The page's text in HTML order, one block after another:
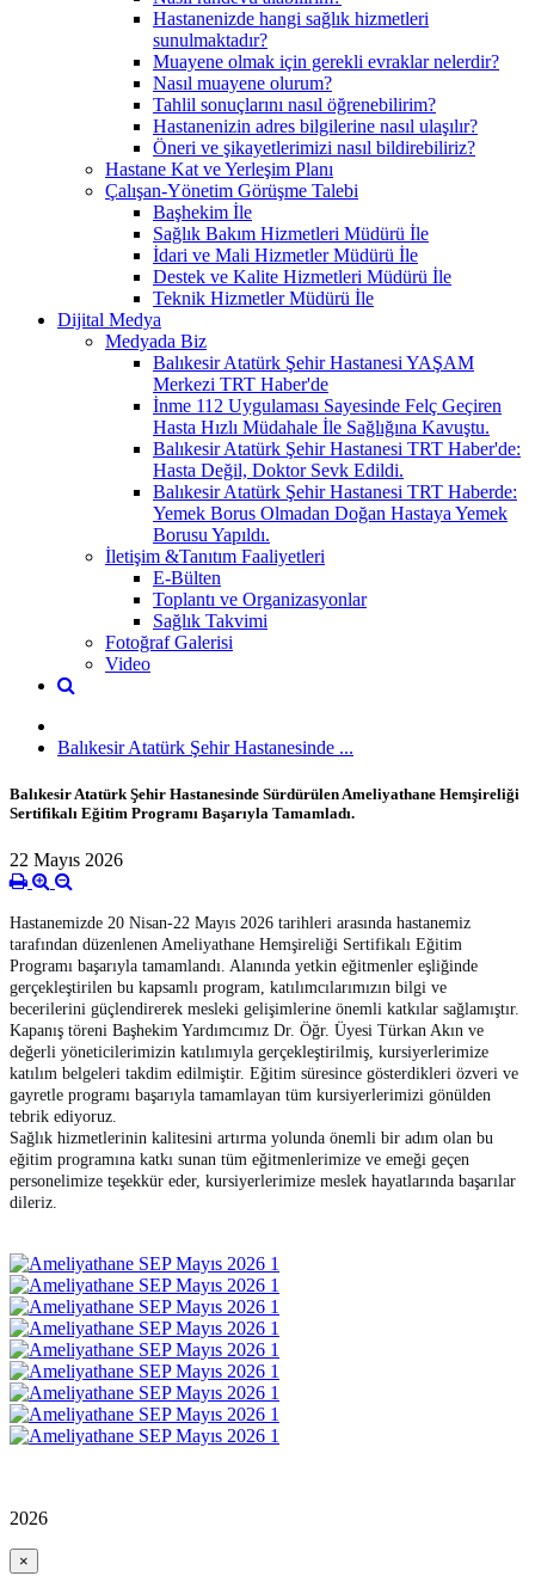
Hastanenizde hangi sağlık hizmetleri
sunulmaktadır?
Muayene olmak için gerekli evraklar nelerdir?
Nasıl muayene olurum?
Tahlil sonuçlarını nasıl öğrenebilirim?
Hastanenizin adres bilgilerine nasıl ulaşılır?
Öneri ve şikayetlerimizi nasıl bildirebiliriz?
Hastane Kat ve Yerleşim Planı
Çalışan-Yönetim Görüşme Talebi
Başhekim İle
Sağlık Bakım Hizmetleri Müdürü İle
İdari ve Mali Hizmetler Müdürü İle
Destek ve Kalite Hizmetleri Müdürü İle
Teknik Hizmetler Müdürü İle
Dijital Medya
Medyada Biz
Balıkesir Atatürk Şehir Hastanesi YAŞAM
Merkezi TRT Haber'de
İnme 112 Uygulaması Sayesinde Felç Geçiren
Hasta Hızlı Müdahale İle Sağlığına Kavuştu.
Balıkesir Atatürk Şehir Hastanesi TRT Haber'de:
Hasta Değil, Doktor Sevk Edildi.
Balıkesir Atatürk Şehir Hastanesi TRT Haberde:
Yemek Borus Olmadan Doğan Hastaya Yemek
Borusu Yapıldı.
İletişim &Tanıtım Faaliyetleri
E-Bülten
Toplantı ve Organizasyonlar
Sağlık Takvimi
Fotoğraf Galerisi
Video
Balıkesir Atatürk Şehir Hastanesinde ...
Balıkesir Atatürk Şehir Hastanesinde Sürdürülen Ameliyathane Hemşireliği
Sertifikalı Eğitim Programı Başarıyla Tamamladı.
22 Mayıs 2026
Hastanemizde 20 Nisan-22 Mayıs 2026 tarihleri arasında hastanemiz
tarafından düzenlenen Ameliyathane Hemşireliği Sertifikalı Eğitim
Programı başarıyla tamamlandı. Alanında yetkin eğitmenler eşliğinde
gerçekleştirilen bu kapsamlı program, katılımcılarımızın bilgi ve
becerilerini güçlendirerek mesleki gelişimlerine önemli katkılar sağlamıştır.
Kapanış töreni Başhekim Yardımcımız Dr. Öğr. Üyesi Türkan Akın ve
değerli yöneticilerimizin katılımıyla gerçekleştirilmiş, kursiyerlerimize
katılım belgeleri takdim edilmiştir. Eğitim süresince gösterdikleri özveri ve
gayretle programı başarıyla tamamlayan tüm kursiyerlerimizi gönülden
tebrik ediyoruz.
Sağlık hizmetlerinin kalitesini artırma yolunda önemli bir adım olan bu
eğitim programına katkı sunan tüm eğitmenlerimize ve emeği geçen
personelimize teşekkür eder, kursiyerlerimize meslek hayatlarında başarılar
dileriz.
2026
×